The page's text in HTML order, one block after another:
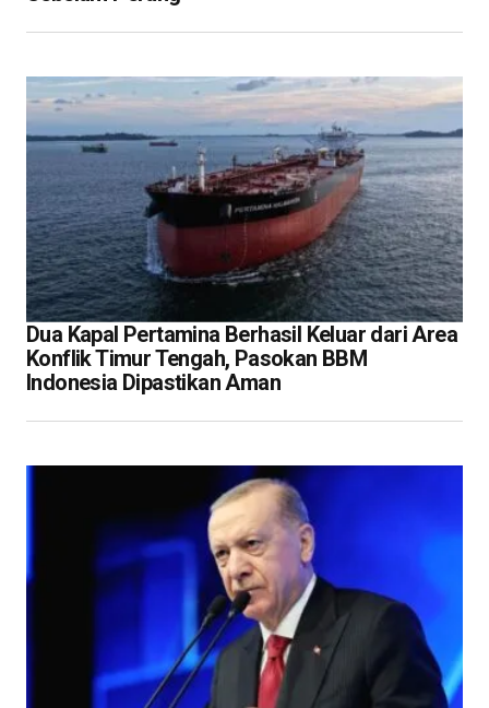
Dua Kapal Pertamina Berhasil Keluar dari Area
Konflik Timur Tengah, Pasokan BBM
Indonesia Dipastikan Aman